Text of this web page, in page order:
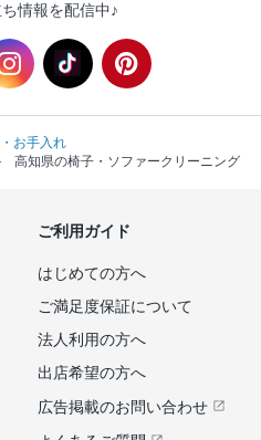
情報を配信中♪
お手入れ
高知県の椅子・ソファークリーニング
ご利用ガイド
はじめての方へ
ご満足度保証について
法人利用の方へ
出店希望の方へ
広告掲載のお問い合わせ